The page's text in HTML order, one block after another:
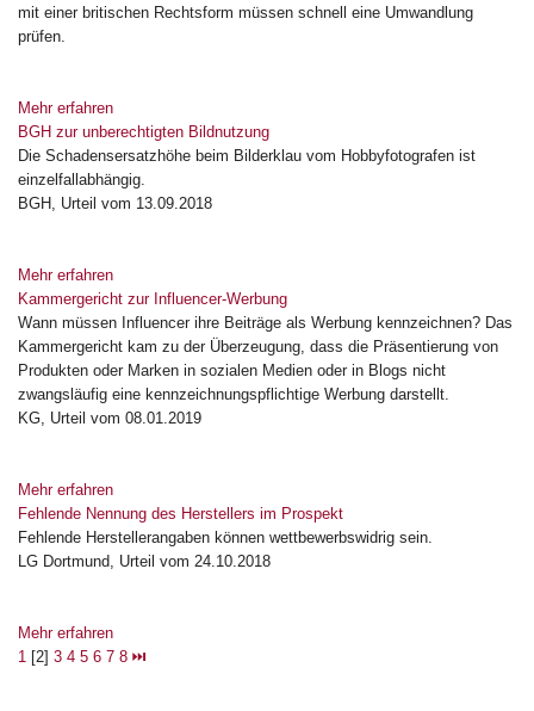
mit einer britischen Rechtsform müssen schnell eine Umwandlung
prüfen.
Mehr erfahren
BGH zur unberechtigten Bildnutzung
Die Schadensersatzhöhe beim Bilderklau vom Hobbyfotografen ist
einzelfallabhängig.
BGH, Urteil vom 13.09.2018
Mehr erfahren
Kammergericht zur Influencer-Werbung
Wann müssen Influencer ihre Beiträge als Werbung kennzeichnen? Das
Kammergericht kam zu der Überzeugung, dass die Präsentierung von
Produkten oder Marken in sozialen Medien oder in Blogs nicht
zwangsläufig eine kennzeichnungspflichtige Werbung darstellt.
KG, Urteil vom 08.01.2019
Mehr erfahren
Fehlende Nennung des Herstellers im Prospekt
Fehlende Herstellerangaben können wettbewerbswidrig sein.
LG Dortmund, Urteil vom 24.10.2018
Mehr erfahren
1 [2] 3 4 5 6 7 8 ⏭